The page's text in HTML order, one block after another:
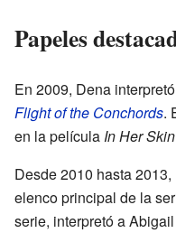
Papeles
En 2009, Dena
Flight of the Conchords.
en la película In Her Skin
Desde 2010 hasta
elenco principal de la
serie, interpretó a